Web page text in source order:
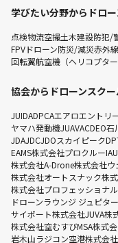
学びたい分野からドロ
点検物流空撮土木建設防犯/
FPVドローン防災/減災赤外
回転翼航空機（ヘリコプタ
協会からドローンスク
JUIDADPCAエアロエントリ
ヤマハ発動機JUAVACDEO石
JDAJDCJDOスカイピーク
EAMS株式会社プロクルーIAU
株式会社A-Drone株式会社ウ
株式会社オートスナック株
株式会社プロフェッショナ
ドローンラウンジ ジュピター
サイポート株式会社JUVA株
株式会社空むすびMSA株式
岩木山ラジコン空港株式会社